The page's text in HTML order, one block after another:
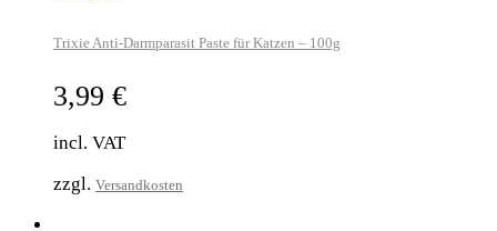
Trixie Anti-Darmparasit Paste für Katzen – 100g
3,99 €
incl. VAT
zzgl. Versandkosten